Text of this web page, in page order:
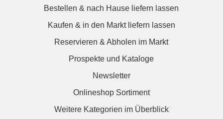
Bestellen & nach Hause liefern lassen
Kaufen & in den Markt liefern lassen
Reservieren & Abholen im Markt
Prospekte und Kataloge
Newsletter
Onlineshop Sortiment
Weitere Kategorien im Überblick